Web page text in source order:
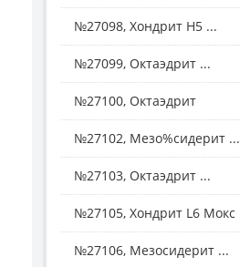
№27098, Хондрит H5 ...
№27099, Октаэдрит ...
№27100, Октаэдрит
№27102, Мезо%сидерит ...
№27103, Октаэдрит ...
№27105, Хондрит L6 Мокс
№27106, Мезосидерит ...